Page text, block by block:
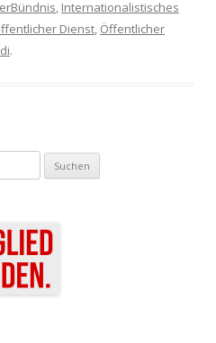
, Internationalistisches
Dienst, Öffentlicher
.